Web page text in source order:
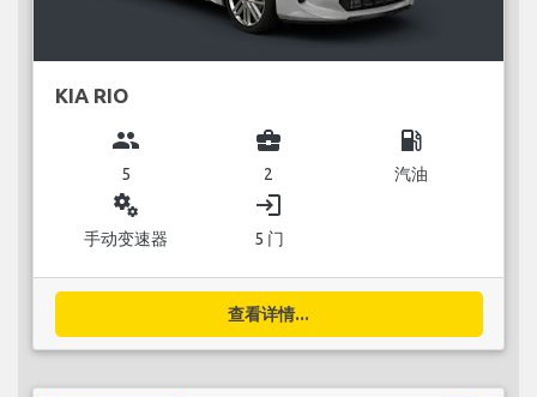
KIA RIO
group
5
business_center
2
local_gas_station
汽油
miscellaneous_services
手动变速器
login
5 门
查看详情...